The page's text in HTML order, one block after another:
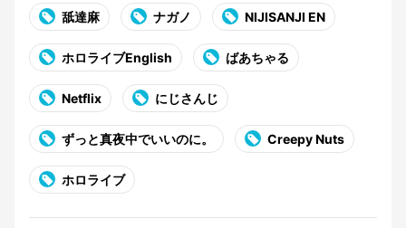
舐達麻 ナガノ NIJISANJI EN
ホロライブEnglish ばあちゃる
Netflix にじさんじ
ずっと真夜中でいいのに。 Creepy Nuts
ホロライブ